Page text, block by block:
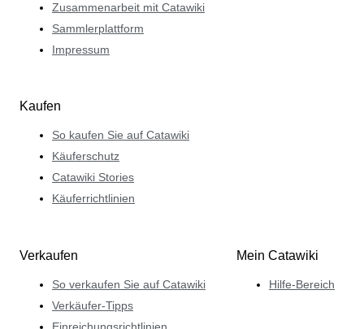
Zusammenarbeit mit Catawiki
Sammlerplattform
Impressum
Kaufen
So kaufen Sie auf Catawiki
Käuferschutz
Catawiki Stories
Käuferrichtlinien
Verkaufen
So verkaufen Sie auf Catawiki
Verkäufer-Tipps
Einreichungsrichtlinien
Mein Catawiki
Hilfe-Bereich